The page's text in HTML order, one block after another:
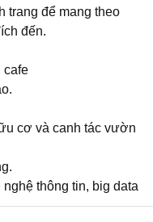
trang để mang theo
đến.
cafe
cơ và canh tác vườn
thông tin, big data